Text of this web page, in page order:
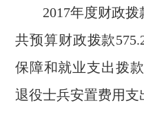
2017年度财政拨
共预算财政拨款
保障和就业支出拨
退役士兵安置费用支